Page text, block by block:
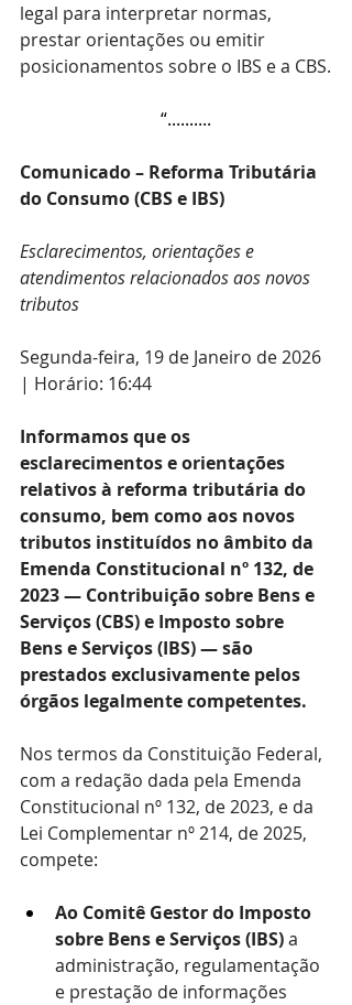
legal para interpretar normas,
prestar orientações ou emitir
posicionamentos sobre o IBS e a CBS.
“..........
Comunicado – Reforma Tributária
do Consumo (CBS e IBS)
Esclarecimentos, orientações e
atendimentos relacionados aos novos
tributos
Segunda-feira, 19 de Janeiro de 2026
| Horário: 16:44
Informamos que os
esclarecimentos e orientações
relativos à reforma tributária do
consumo, bem como aos novos
tributos instituídos no âmbito da
Emenda Constitucional nº 132, de
2023 — Contribuição sobre Bens e
Serviços (CBS) e Imposto sobre
Bens e Serviços (IBS) — são
prestados exclusivamente pelos
órgãos legalmente competentes.
Nos termos da Constituição Federal,
com a redação dada pela Emenda
Constitucional nº 132, de 2023, e da
Lei Complementar nº 214, de 2025,
compete:
Ao Comitê Gestor do Imposto
sobre Bens e Serviços (IBS) a
administração, regulamentação
e prestação de informações